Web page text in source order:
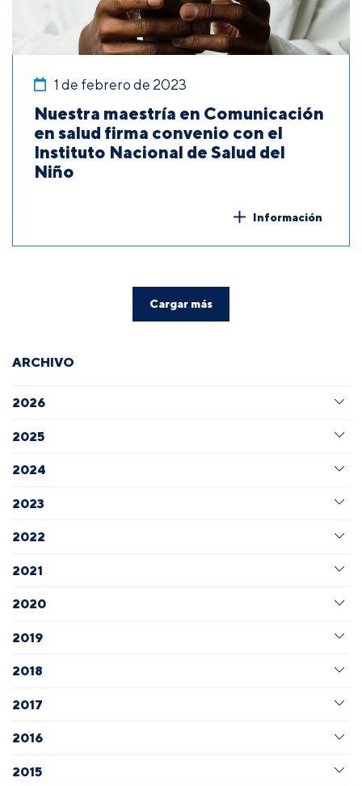
1 de febrero de 2023
Nuestra maestría en Comunicación
en salud firma convenio con el
Instituto Nacional de Salud del
Niño
Información
Cargar más
ARCHIVO
2026
2025
2024
2023
2022
2021
2020
2019
2018
2017
2016
2015